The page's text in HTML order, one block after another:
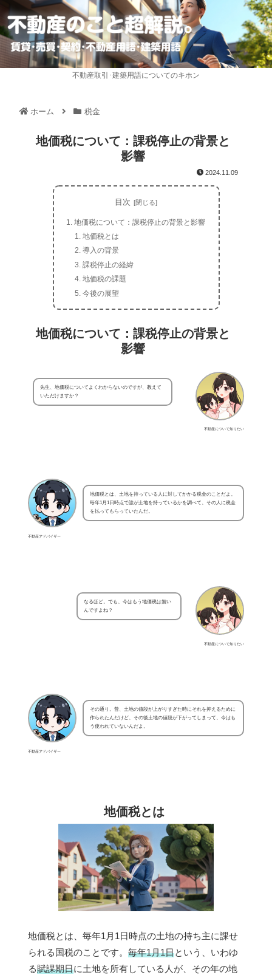
不動産取引･建築用語についてのキホン
ホーム 税金
地価税について：課税停止の背景と
影響
2024.11.09
目次
地価税について：課税停止の背景と影響
地価税とは
導入の背景
課税停止の経緯
地価税の課題
今後の展望
地価税について：課税停止の背景と
影響
不動産について知りたい
先生、地価税についてよくわからないのですが、教えて
いただけますか？
不動産アドバイザー
地価税とは、土地を持っている人に対してかかる税金のことだよ。
毎年1月1日時点で誰が土地を持っているかを調べて、その人に税金
を払ってもらっていたんだ。
不動産について知りたい
なるほど。でも、今はもう地価税は無い
んですよね？
不動産アドバイザー
その通り。昔、土地の値段が上がりすぎた時にそれを抑えるために
作られたんだけど、その後土地の値段が下がってしまって、今はも
う使われていないんだよ。
地価税とは
地価税とは、毎年1月1日時点の土地の持ち主に課せ
られる国税のことです。 毎年1月1日という、いわゆ
る賦課期日に土地を所有している人が、その年の地